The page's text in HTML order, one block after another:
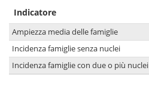
Indicatore
Ampiezza media delle famiglie
Incidenza famiglie senza nuclei
Incidenza famiglie con due o più nuclei